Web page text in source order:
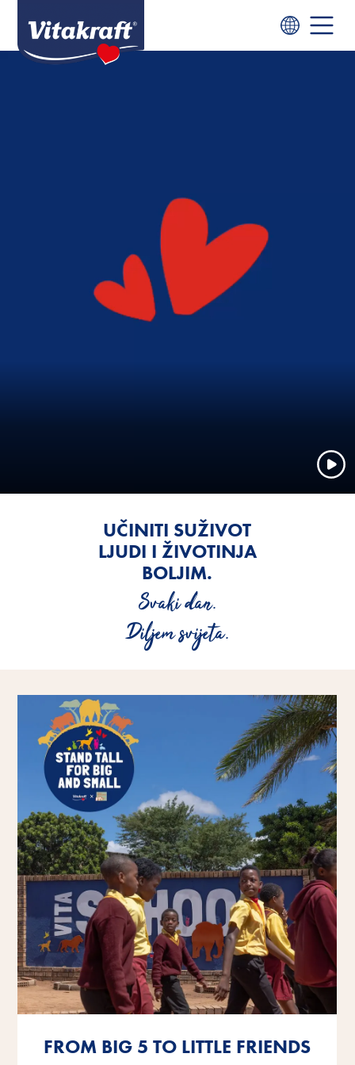
UČINITI SUŽIVOT
LJUDI I ŽIVOTINJA
BOLJIM.
Svaki dan.
Diljem svijeta.
Saznajte više
FROM BIG 5 TO LITTLE FRIENDS
FROM BIG 5 TO LITTLE FRIENDS
FROM BIG 5 TO LITTLE FRIENDS